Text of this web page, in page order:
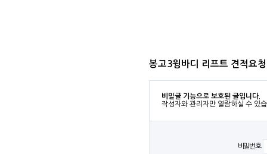
봉고3윙바디 리프트 견적요청
비밀글 기능으로 보호된 글입니다.
작성자와 관리자만 열람하실 수 있
비밀번호